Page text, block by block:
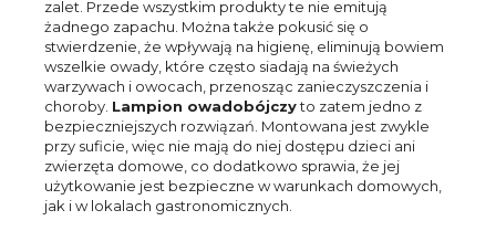
zalet. Przede wszystkim produkty te nie emitują
żadnego zapachu. Można także pokusić się o
stwierdzenie, że wpływają na higienę, eliminują bowiem
wszelkie owady, które często siadają na świeżych
warzywach i owocach, przenosząc zanieczyszczenia i
choroby. Lampion owadobójczyto zatem jedno z
bezpieczniejszych rozwiązań. Montowana jest zwykle
przy suficie, więc nie mają do niej dostępu dzieci ani
zwierzęta domowe, co dodatkowo sprawia, że jej
użytkowanie jest bezpieczne w warunkach domowych,
jak i w lokalach gastronomicznych.